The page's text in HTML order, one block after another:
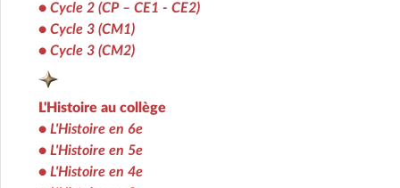
• Cycle 2 (CP – CE1 - CE2)
• Cycle 3 (CM1)
• Cycle 3 (CM2)
L'Histoire au collège
• L'Histoire en 6e
• L'Histoire en 5e
• L'Histoire en 4e